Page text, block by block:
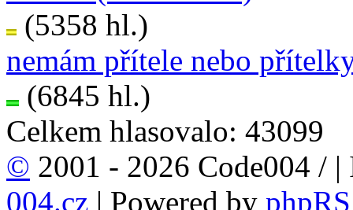
(5358 hl.)
nemám přítele nebo
(6845 hl.)
Celkem hlasovalo: 43099
© 2001 - 2026 Code004 / |
004.cz | Powered by phpRS